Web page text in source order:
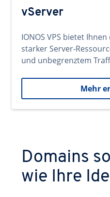
vServer
IONOS VPS bietet
starker Server-
und unbegrenztem
Mehr
Domains
wie Ihre